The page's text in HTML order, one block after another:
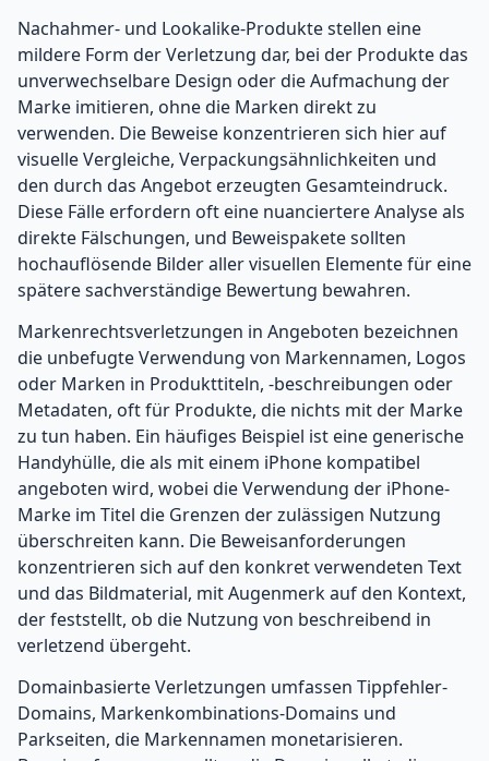
Nachahmer- und Lookalike-Produkte stellen eine
mildere Form der Verletzung dar, bei der Produkte das
unverwechselbare Design oder die Aufmachung der
Marke imitieren, ohne die Marken direkt zu
verwenden. Die Beweise konzentrieren sich hier auf
visuelle Vergleiche, Verpackungsähnlichkeiten und
den durch das Angebot erzeugten Gesamteindruck.
Diese Fälle erfordern oft eine nuanciertere Analyse als
direkte Fälschungen, und Beweispakete sollten
hochauflösende Bilder aller visuellen Elemente für eine
spätere sachverständige Bewertung bewahren.
Markenrechtsverletzungen in Angeboten bezeichnen
die unbefugte Verwendung von Markennamen, Logos
oder Marken in Produkttiteln, -beschreibungen oder
Metadaten, oft für Produkte, die nichts mit der Marke
zu tun haben. Ein häufiges Beispiel ist eine generische
Handyhülle, die als mit einem iPhone kompatibel
angeboten wird, wobei die Verwendung der iPhone-
Marke im Titel die Grenzen der zulässigen Nutzung
überschreiten kann. Die Beweisanforderungen
konzentrieren sich auf den konkret verwendeten Text
und das Bildmaterial, mit Augenmerk auf den Kontext,
der feststellt, ob die Nutzung von beschreibend in
verletzend übergeht.
Domainbasierte Verletzungen umfassen Tippfehler-
Domains, Markenkombinations-Domains und
Parkseiten, die Markennamen monetarisieren.